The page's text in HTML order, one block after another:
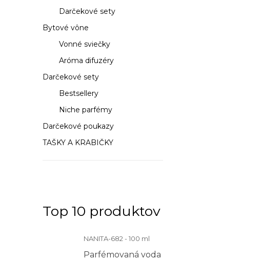
l
Darčekové sety
Bytové vône
Vonné sviečky
Aróma difuzéry
Darčekové sety
Bestsellery
Niche parfémy
Darčekové poukazy
TAŠKY A KRABIČKY
Top 10 produktov
NANITA-682 - 100 ml
Parfémovaná voda